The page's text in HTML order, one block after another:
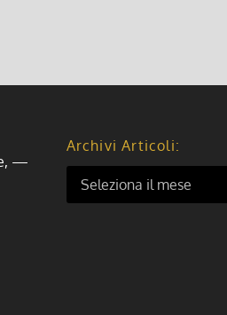
—
Archivi Articoli: